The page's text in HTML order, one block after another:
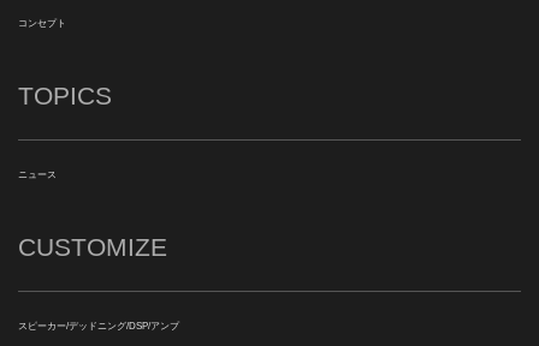
コンセプト
TOPICS
ニュース
CUSTOMIZE
スピーカー/デッドニング/DSP/アンプ